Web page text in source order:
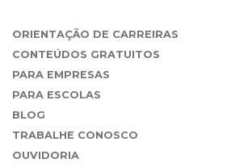
ORIENTAÇÃO DE CARREIRAS
CONTEÚDOS GRATUITOS
PARA EMPRESAS
PARA ESCOLAS
BLOG
TRABALHE CONOSCO
OUVIDORIA